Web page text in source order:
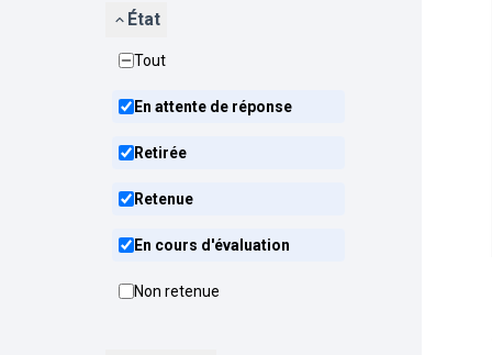
État
Tout
En attente de réponse
Retirée
Retenue
En cours d'évaluation
Non retenue